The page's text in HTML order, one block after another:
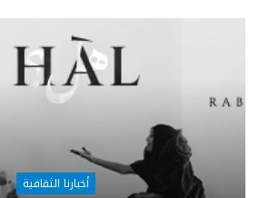
أخبارنا الثقافية